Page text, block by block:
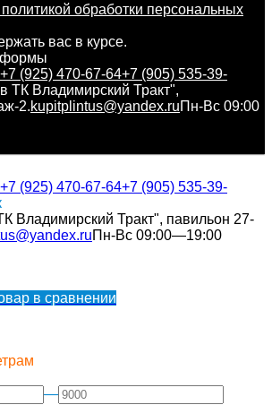
политикой обработки персональных
вас в курсе.
формы
+7 (925) 470-67-64+7 (905) 535-39-
ТК Владимирский Тракт",
2.kupitplintus@yandex.ruПн-Вс 09:00
+7 (925) 470-67-64+7 (905) 535-39-
Владимирский Тракт", павильон 27-
Пн-Вс 09:00—19:00
в сравнении
—